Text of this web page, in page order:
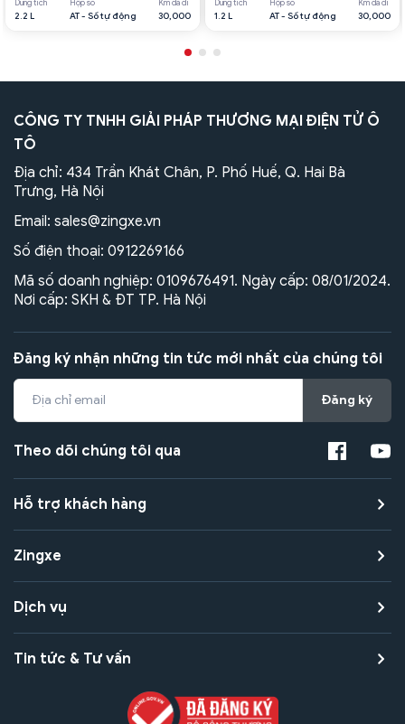
Dung tích
2.2 L
Hộp số
AT - Số tự động
Km đã đi
30,000
Dung tích
1.2 L
Hộp số
AT - Số tự động
Km đã đi
30,000
CÔNG TY TNHH GIẢI PHÁP THƯƠNG MẠI ĐIỆN TỬ Ô
TÔ
Địa chỉ: 434 Trần Khát Chân, P. Phố Huế, Q. Hai Bà
Trưng, Hà Nội
Email: sales@zingxe.vn
Số điện thoại: 0912269166
Mã số doanh nghiệp: 0109676491. Ngày cấp: 08/01/2024.
Nơi cấp: SKH & ĐT TP. Hà Nội
Đăng ký nhận những tin tức mới nhất của chúng tôi
Đăng ký
Theo dõi chúng tôi qua
Hỗ trợ khách hàng
Zingxe
Dịch vụ
Tin tức & Tư vấn